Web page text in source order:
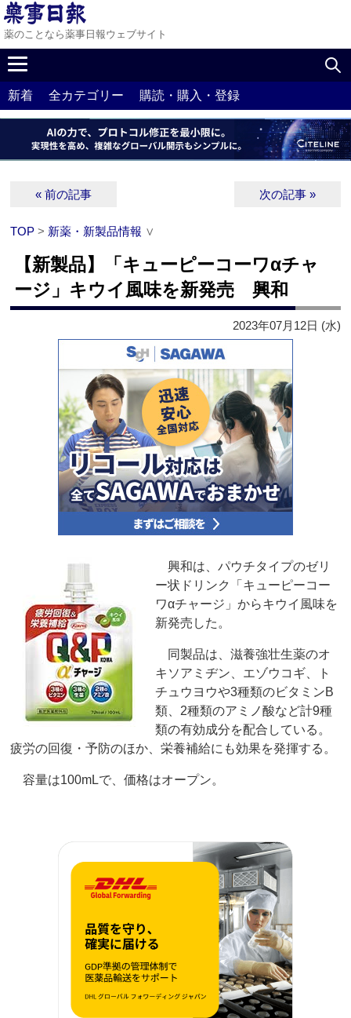
薬のことなら薬事日報ウェブサイト
新着 全カテゴリー 購読・購入・登録
« 前の記事 次の記事 »
TOP > 新薬・新製品情報 ∨
【新製品】「キューピーコーワαチャ
ージ」キウイ風味を新発売 興和
2023年07月12日 (水)
興和は、パウチタイプのゼリ
ー状ドリンク「キューピーコー
ワαチャージ」からキウイ風味を
新発売した。
同製品は、滋養強壮生薬のオ
キソアミヂン、エゾウコギ、ト
チュウヨウや3種類のビタミンB
類、2種類のアミノ酸など計9種
類の有効成分を配合している。
疲労の回復・予防のほか、栄養補給にも効果を発揮する。
容量は100mLで、価格はオープン。